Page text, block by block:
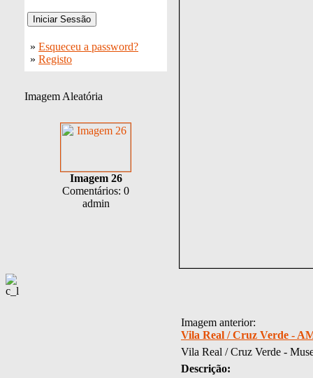
» Esqueceu a password?
» Registo
Imagem Aleatória
Imagem 26
Comentários: 0
admin
Imagem anterior:
Vila Real / Cruz Verde -
Vila Real / Cruz Verde -
Descrição: